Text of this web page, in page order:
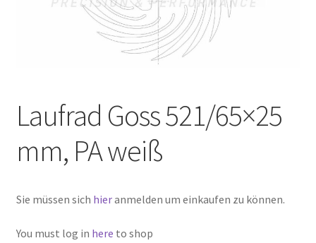
Laufrad Goss 521/65×25
mm, PA weiß
Sie müssen sich hieranmelden um einkaufen zu können.
You must log in here to shop